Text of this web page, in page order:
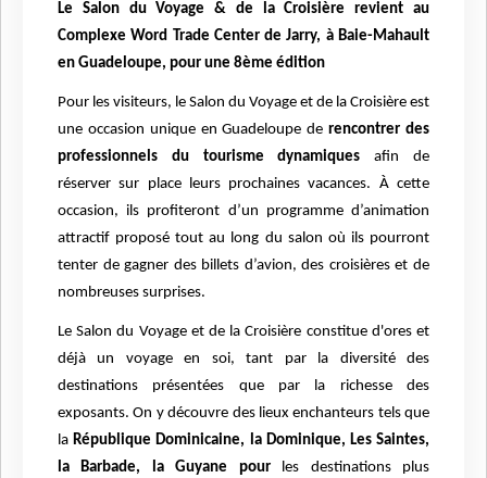
Le Salon du Voyage & de la Croisière revient au
Complexe Word Trade Center de Jarry, à Baie-Mahault
en Guadeloupe, pour une 8ème édition
Pour les visiteurs, le Salon du Voyage et de la Croisière est
une occasion unique en Guadeloupe derencontrer des
professionnels du tourisme dynamiques afin de
réserver sur place leurs prochaines vacances. À cette
occasion, ils profiteront d’un programme d’animation
attractif proposé tout au long du salon où ils pourront
tenter de gagner des billets d’avion, des croisières et de
nombreuses surprises.
Le Salon du Voyage et de la Croisière constitue d'ores et
déjà un voyage en soi, tant par la diversité des
destinations présentées que par la richesse des
exposants. On y découvre des lieux enchanteurs tels que
laRépublique Dominicaine, la Dominique, Les Saintes,
la Barbade, la Guyane pourles destinations plus